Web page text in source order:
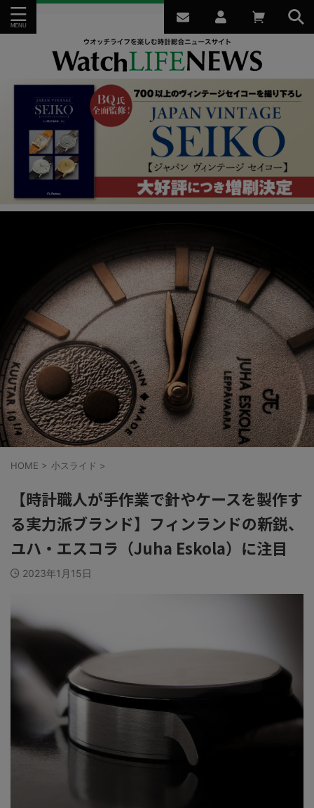
HOME > 小スライド >
【時計職人が手作業で針やケースを製作す
る実力派ブランド】フィンランドの新鋭、
ユハ・エスコラ（Juha Eskola）に注目
2023年1月15日